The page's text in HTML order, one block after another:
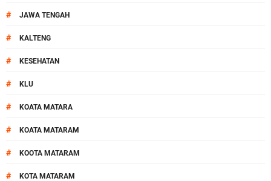
# JAWA TENGAH
# KALTENG
# KESEHATAN
# KLU
# KOATA MATARA
# KOATA MATARAM
# KOOTA MATARAM
# KOTA MATARAM